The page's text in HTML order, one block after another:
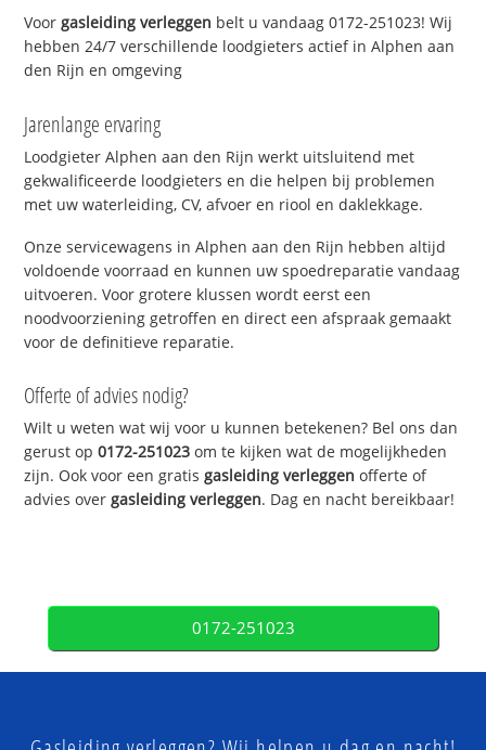
Voorgasleiding verleggen belt u vandaag 0172-251023! Wij
hebben 24/7 verschillende loodgieters actief in Alphen aan
den Rijn en omgeving
Jarenlange ervaring
Loodgieter Alphen aan den Rijn werkt uitsluitend met
gekwalificeerde loodgieters en die helpen bij problemen
met uw waterleiding, CV, afvoer en riool en daklekkage.
Onze servicewagens in Alphen aan den Rijn hebben altijd
voldoende voorraad en kunnen uw spoedreparatie vandaag
uitvoeren. Voor grotere klussen wordt eerst een
noodvoorziening getroffen en direct een afspraak gemaakt
voor de definitieve reparatie.
Offerte of advies nodig?
Wilt u weten wat wij voor u kunnen betekenen? Bel ons dan
gerust op0172-251023 om te kijken wat de mogelijkheden
zijn. Ook voor een gratisgasleiding verleggen offerte of
advies overgasleiding verleggen. Dag en nacht bereikbaar!
0172-251023